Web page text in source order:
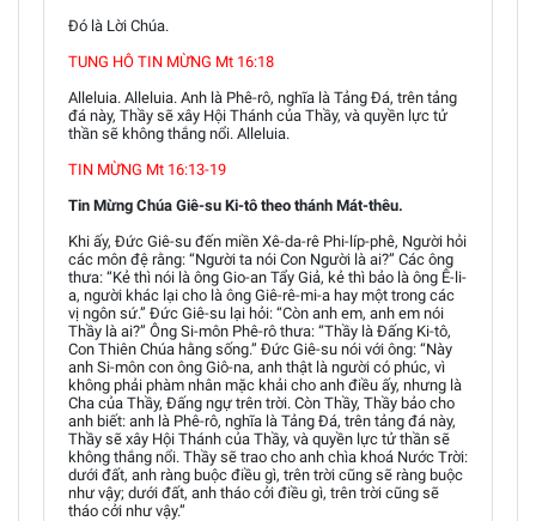
Đó là Lời Chúa.
TUNG HÔ TIN MỪNG Mt 16:18
Alleluia. Alleluia. Anh là Phê-rô, nghĩa là Tảng Đá, trên tảng
đá này, Thầy sẽ xây Hội Thánh của Thầy, và quyền lực tử
thần sẽ không thắng nổi. Alleluia.
TIN MỪNG Mt 16:13-19
Tin Mừng Chúa Giê-su Ki-tô theo thánh Mát-thêu.
Khi ấy, Đức Giê-su đến miền Xê-da-rê Phi-líp-phê, Người hỏi
các môn đệ rằng: “Người ta nói Con Người là ai?” Các ông
thưa: “Kẻ thì nói là ông Gio-an Tẩy Giả, kẻ thì bảo là ông Ê-li-
a, người khác lại cho là ông Giê-rê-mi-a hay một trong các
vị ngôn sứ.” Đức Giê-su lại hỏi: “Còn anh em, anh em nói
Thầy là ai?” Ông Si-môn Phê-rô thưa: “Thầy là Đấng Ki-tô,
Con Thiên Chúa hằng sống.” Đức Giê-su nói với ông: “Này
anh Si-môn con ông Giô-na, anh thật là người có phúc, vì
không phải phàm nhân mặc khải cho anh điều ấy, nhưng là
Cha của Thầy, Đấng ngự trên trời. Còn Thầy, Thầy bảo cho
anh biết: anh là Phê-rô, nghĩa là Tảng Đá, trên tảng đá này,
Thầy sẽ xây Hội Thánh của Thầy, và quyền lực tử thần sẽ
không thắng nổi. Thầy sẽ trao cho anh chìa khoá Nước Trời:
dưới đất, anh ràng buộc điều gì, trên trời cũng sẽ ràng buộc
như vậy; dưới đất, anh tháo cởi điều gì, trên trời cũng sẽ
tháo cởi như vậy.”